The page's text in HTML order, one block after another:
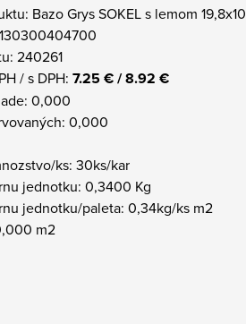
Bazo Grys SOKEL s lemom 19,8x10
240261
/ s DPH: 7.25 € / 8.92 €
0,000
0,000
ks: 30ks/kar
jednotku: 0,3400 Kg
jednotku/paleta: 0,34kg/ks m2
m2